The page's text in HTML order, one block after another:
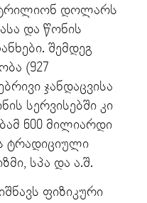
ტრილიონ დოლარს
და წონის
შემდეგ
(927
ჯანდაცვისა
სერვისებში კი
600 მილიარდი
ტრადიციული
სპა და ა.შ.
ფიზიკური